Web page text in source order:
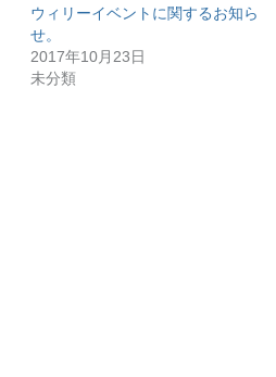
ウィリーイベントに関するお知ら
せ。
2017年10月23日
未分類